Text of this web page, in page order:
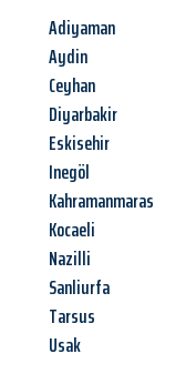
Adiyaman
Aydin
Ceyhan
Diyarbakir
Eskisehir
Inegöl
Kahramanmaras
Kocaeli
Nazilli
Sanliurfa
Tarsus
Usak